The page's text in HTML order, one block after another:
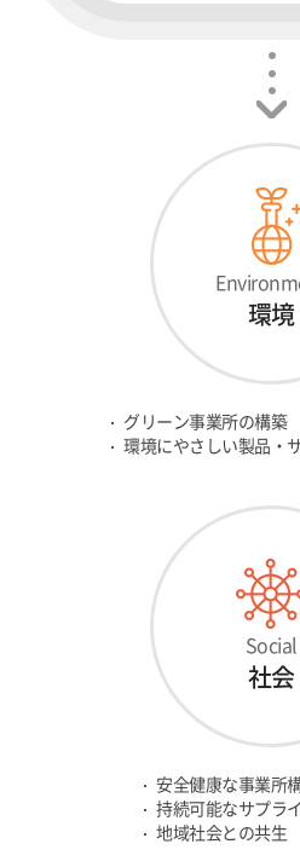
環境
グリーン事業所の構築
環境にやさしい製品・
Social
社会
安全健康な事業所
持続可能なサプラ
地域社会との共生